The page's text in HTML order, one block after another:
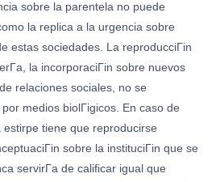
sobre la parentela no puede
la replica a la urgencia sobre
estas sociedades. La reproducciГіn
la incorporaciГіn sobre nuevos
relaciones sociales, no se
medios biolГіgicos. En caso de
tiene que reproducirse
sobre la instituciГіn que se
servirГ­a de calificar igual que